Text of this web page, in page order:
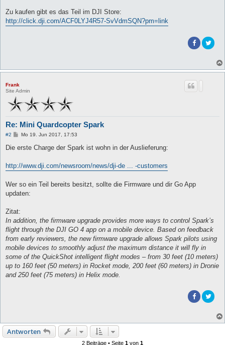
Zu kaufen gibt es das Teil im DJI Store:
http://click.dji.com/ACF0LYJ4R57-SvVdmSQN?pm=link
Frank
Site Admin
Re: Mini Quardcopter Spark
#2
B
i
a
g
Mo 19. Jun 2017, 17:53
Die erste Charge der Spark ist wohn in der Auslieferung:
http://www.dji.com/newsroom/news/dji-de ... -customers
Wer so ein Teil bereits besitzt, sollte die Firmware und dir Go App
updaten:
Zitat:
In addition, the firmware upgrade provides more ways to control Spark’s
flight through the DJI GO 4 app on a mobile device. Based on feedback
from early reviewers, the new firmware upgrade allows Spark pilots using
mobile devices to smoothly adjust the maximum distance it will fly in
some of the QuickShot intelligent flight modes – from 30 feet (10 meters)
up to 160 feet (50 meters) in Rocket mode, 200 feet (60 meters) in Dronie
and 250 feet (75 meters) in Helix mode.
Antworten
2 Beiträge • Seite 1 von 1